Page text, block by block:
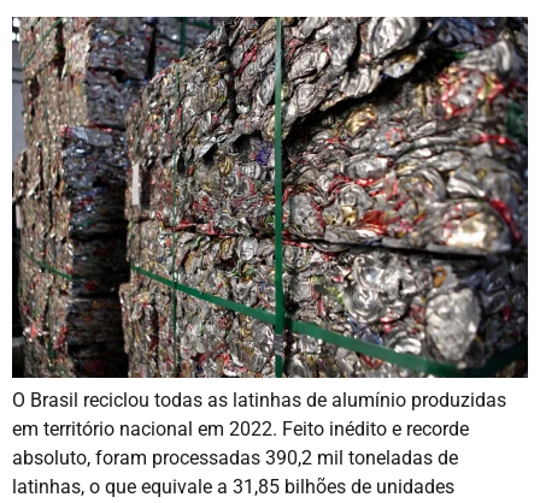
O Brasil reciclou todas as latinhas de alumínio produzidas
em território nacional em 2022. Feito inédito e recorde
absoluto, foram processadas 390,2 mil toneladas de
latinhas, o que equivale a 31,85 bilhões de unidades